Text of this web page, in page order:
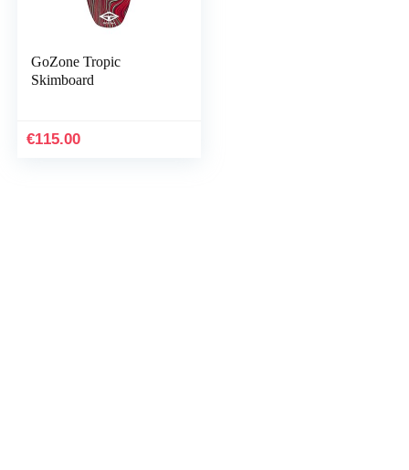
GoZone Tropic
Skimboard
€115.00